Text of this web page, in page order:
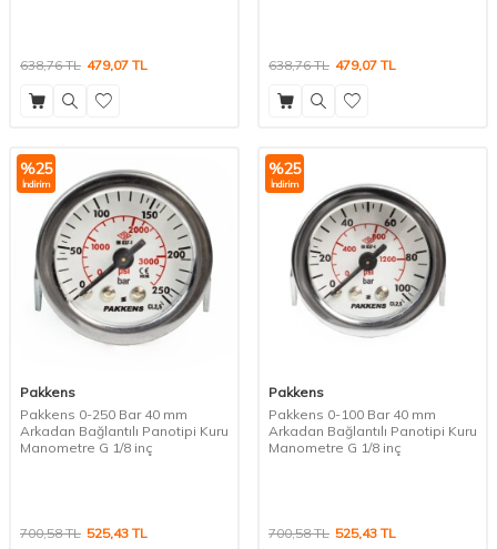
638,76TL 479,07 TL 638,76TL 479,07 TL
%25
İndirim
Pakkens
Pakkens 0-250 Bar 40 mm
Arkadan Bağlantılı Panotipi Kuru
Manometre G 1/8 inç
700,58TL 525,43 TL
%25
İndirim
Pakkens
Pakkens 0-100 Bar 40 mm
Arkadan Bağlantılı Panotipi Kuru
Manometre G 1/8 inç
700,58TL 525,43 TL